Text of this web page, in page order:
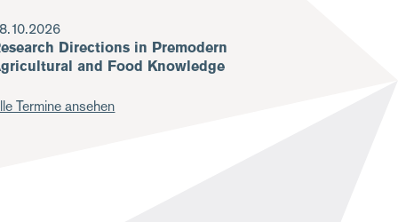
Directions in Premodern
and Food Knowledge
Termine ansehen